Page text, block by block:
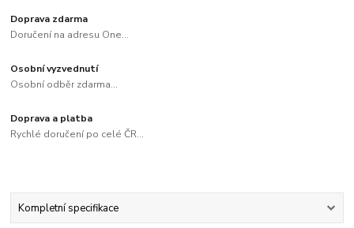
Doprava zdarma
Doručení na adresu One...
Osobní vyzvednutí
Osobní odběr zdarma...
Doprava a platba
Rychlé doručení po celé ČR...
Kompletní specifikace